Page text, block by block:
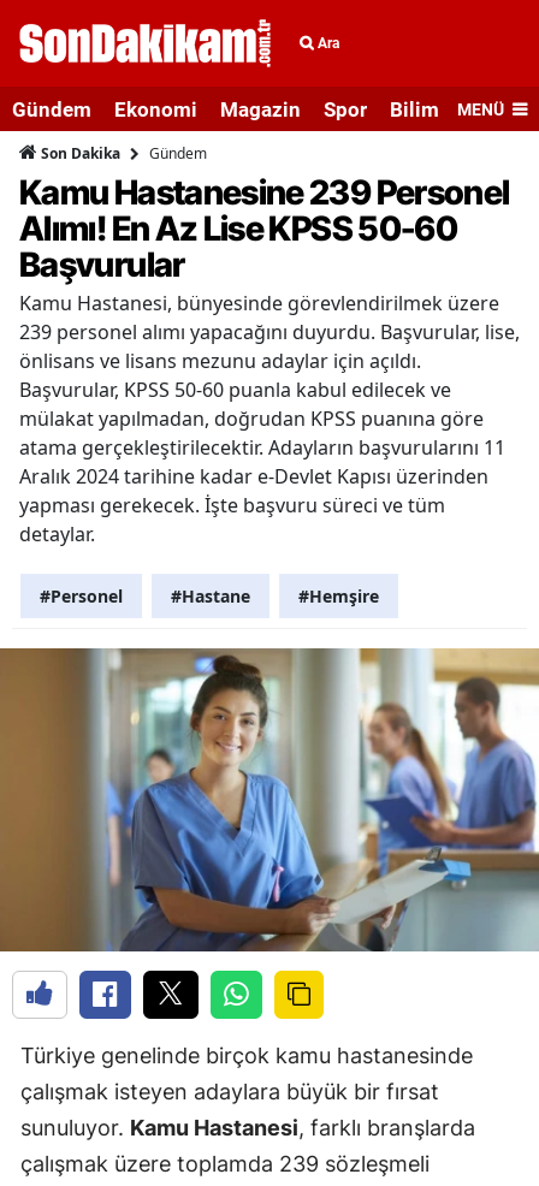
Ara
Gündem Ekonomi Magazin Spor Bilim veMENÜ
Son Dakika Gündem
Kamu Hastanesine 239 Personel
Alımı! En Az Lise KPSS 50-60
Başvurular
Kamu Hastanesi, bünyesinde görevlendirilmek üzere
239 personel alımı yapacağını duyurdu. Başvurular, lise,
önlisans ve lisans mezunu adaylar için açıldı.
Başvurular, KPSS 50-60 puanla kabul edilecek ve
mülakat yapılmadan, doğrudan KPSS puanına göre
atama gerçekleştirilecektir. Adayların başvurularını 11
Aralık 2024 tarihine kadar e-Devlet Kapısı üzerinden
yapması gerekecek. İşte başvuru süreci ve tüm
detaylar.
#Personel #Hastane #Hemşire
Türkiye genelinde birçok kamu hastanesinde
çalışmak isteyen adaylara büyük bir fırsat
sunuluyor. Kamu Hastanesi, farklı branşlarda
çalışmak üzere toplamda 239 sözleşmeli